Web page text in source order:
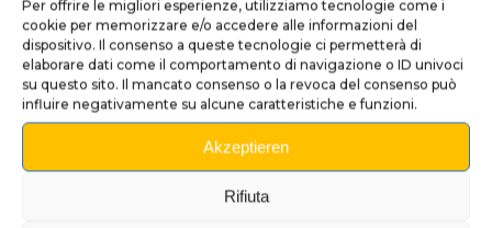
Per offrire le migliori esperienze, utilizziamo tecnologie come i
cookie per memorizzare e/o accedere alle informazioni del
dispositivo. Il consenso a queste tecnologie ci permetterà di
elaborare dati come il comportamento di navigazione o ID univoci
su questo sito. Il mancato consenso o la revoca del consenso può
influire negativamente su alcune caratteristiche e funzioni.
Akzeptieren
Rifiuta
personalizzazione elegante e
immersiva per il tuo flipper
Aggiungi un tocco unico e tematico al tuo flipper con
questo
. Ispirato al mondo
medievale di cavalieri e arcieri, questo mod artigianale
piume scolpite nei dettagli